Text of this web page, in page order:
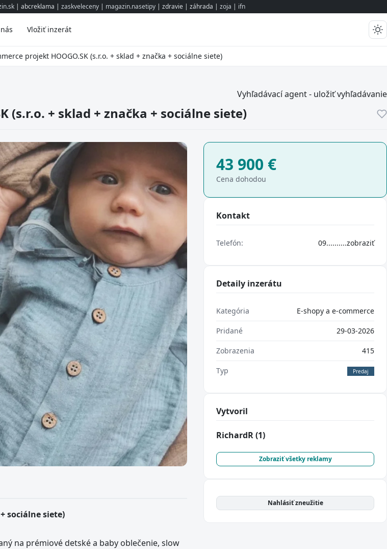
| abcreklama | zaskveleceny | magazin.nasetipy | zdravie | záhrada | zoja | ifn
Vložiť inzerát
projekt HOOGO.SK (s.r.o. + sklad + značka + sociálne siete)
Vyhľadávací agent - uložiť vyhľadávanie
(s.r.o. + sklad + značka + sociálne siete)
sociálne siete)
na prémiové detské a baby oblečenie, slow
43 900 €
Cena dohodou
Kontakt
Telefón: 09..........zobraziť
Detaily inzerátu
Kategória E-shopy a e-commerce
Pridané 29-03-2026
Zobrazenia 415
Typ Predaj
Vytvoril
RichardR(1)
Zobraziť všetky reklamy
Nahlásiť zneužitie